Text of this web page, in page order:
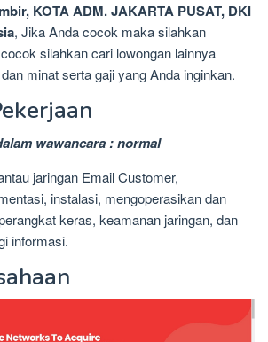
KOTA ADM. JAKARTA PUSAT, DKI
, Jika Anda cocok maka silahkan
silahkan cari lowongan lainnya
minat serta gaji yang Anda inginkan.
wawancara : normal
jaringan Email Customer,
instalasi, mengoperasikan dan
keras, keamanan jaringan, dan
informasi.